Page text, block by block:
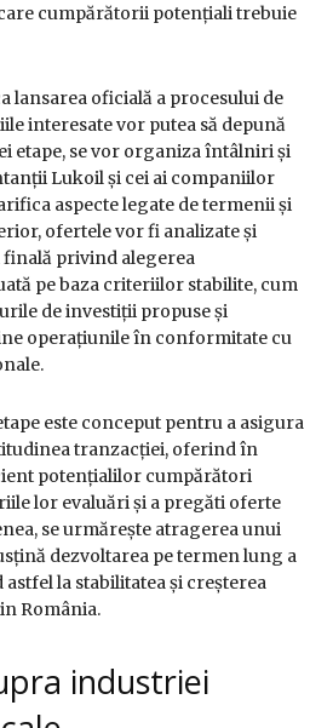
cumpărătorii potențiali trebuie
lansarea oficială a procesului de
interesate vor putea să depună
etape, se vor organiza întâlniri și
Lukoil și cei ai companiilor
aspecte legate de termenii și
ofertele vor fi analizate și
finală privind alegerea
pe baza criteriilor stabilite, cum
de investiții propuse și
operațiunile în conformitate cu
este conceput pentru a asigura
tranzacției, oferind în
potențialilor cumpărători
lor evaluări și a pregăti oferte
se urmărește atragerea unui
dezvoltarea pe termen lung a
la stabilitatea și creșterea
România.
industriei